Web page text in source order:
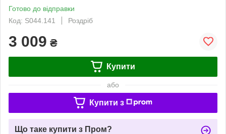
Готово до відправки
Код: S044.141
Роздріб
3 009 ₴
Купити
або
Купити з
Що таке купити з Пром?